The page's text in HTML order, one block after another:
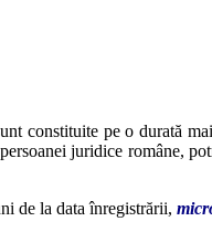
constituite pe o durată
juridice române,
de la data înregistrării,